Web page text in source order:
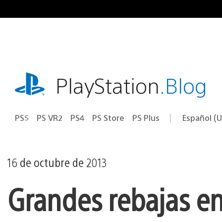
al
playstation.comPlayStation.Blog
PS5 PS VR2 PS4 PS Store PS Plus Región
Español
16 de octubre de 2013
Grandes rebajas